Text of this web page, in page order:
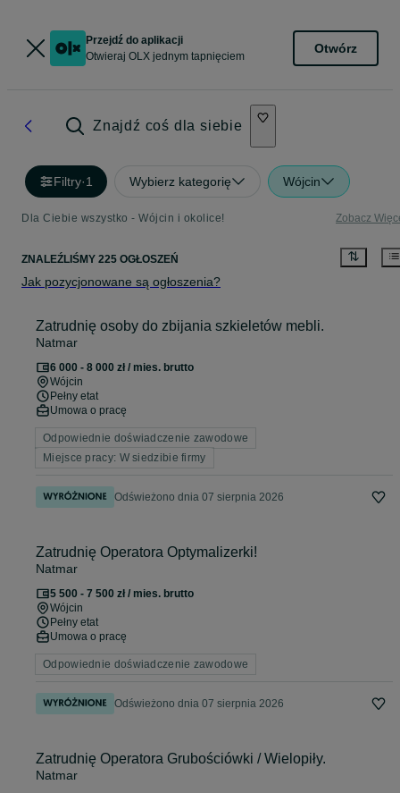
Przejdź do aplikacji
Otwieraj OLX jednym tapnięciem
Otwórz
Znajdź coś dla siebie
Filtry·1 Wybierz kategorię Wójcin
Dla Ciebie wszystko - Wójcin i okolice! Zobacz
ZNALEŹLIŚMY 225 OGŁOSZEŃ
Jak pozycjonowane są ogłoszenia?
Zatrudnię osoby do zbijania szkieletów mebli.
Natmar
6 000 - 8 000 zł / mies. brutto
Wójcin
Pełny etat
Umowa o pracę
Odpowiednie doświadczenie zawodowe
Miejsce pracy: W siedzibie firmy
Odświeżono dnia 07 sierpnia 2026
Zatrudnię Operatora Optymalizerki!
Natmar
5 500 - 7 500 zł / mies. brutto
Wójcin
Pełny etat
Umowa o pracę
Odpowiednie doświadczenie zawodowe
Odświeżono dnia 07 sierpnia 2026
Zatrudnię Operatora Grubościówki / Wielopiły.
Natmar